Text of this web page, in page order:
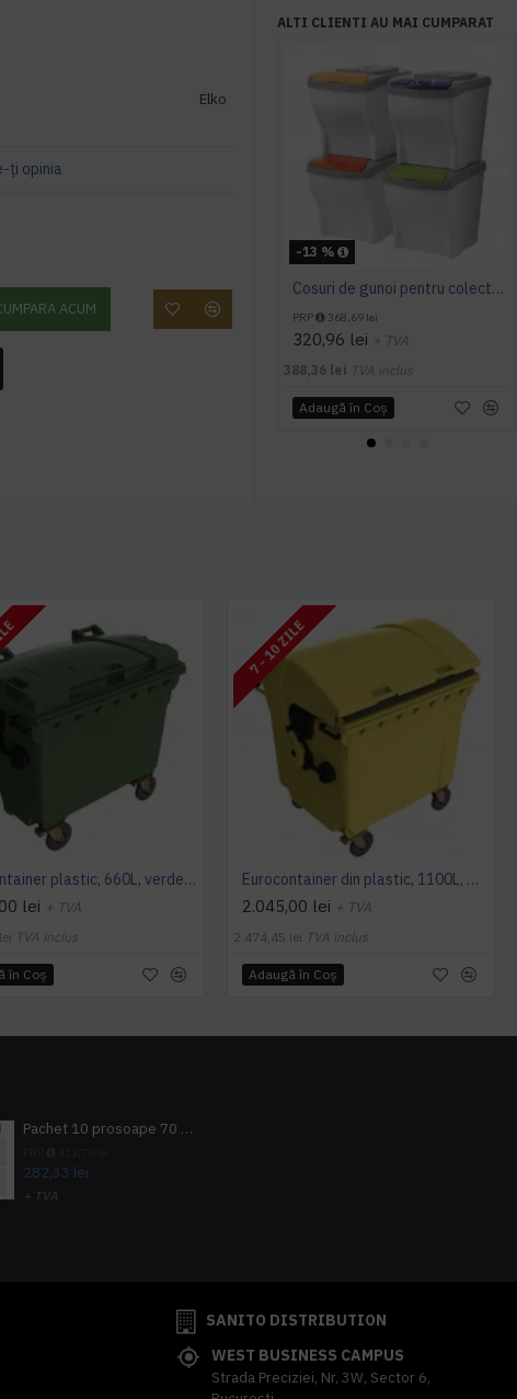
Elko
ţi opinia
ACUM
ALTI CLIENTI AU MAI CUMPARAT
-13 %
Cosuri de gunoi pentru colectare selectiva 4 x 20 L
PRP 368,69 lei
320,96 lei + TVA
388,36 lei TVA inclus
Adaugă în Coş
Eurocontainer plastic, 660L, verde, capac plat, Europlast - Transport Inclus
lei + TVA
TVA inclus
în Coş
7 - 10 ZILE
Eurocontainer din plastic, 1100L, galben, cu capac rotund - Transport Inclus
2.045,00 lei + TVA
2.474,45 lei TVA inclus
Adaugă în Coş
Pachet 10 prosoape 70 x 140cm 9 + 1 gratuit
282,33 lei
+ TVA
SANITO DISTRIBUTION
WEST BUSINESS CAMPUS
Strada Preciziei, Nr, 3W, Sector 6,